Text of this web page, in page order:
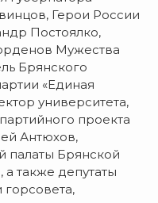
Герои России
Постоялко,
Мужества
Брянского
«Единая
университета,
проекта
Антюхов,
палаты Брянской
также депутаты
горсовета,